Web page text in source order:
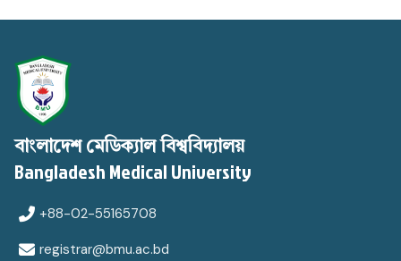
বাংলাদেশ মেডিক্যাল বিশ্ববিদ্যালয়
Bangladesh Medical University
+88-02-55165708
registrar@bmu.ac.bd